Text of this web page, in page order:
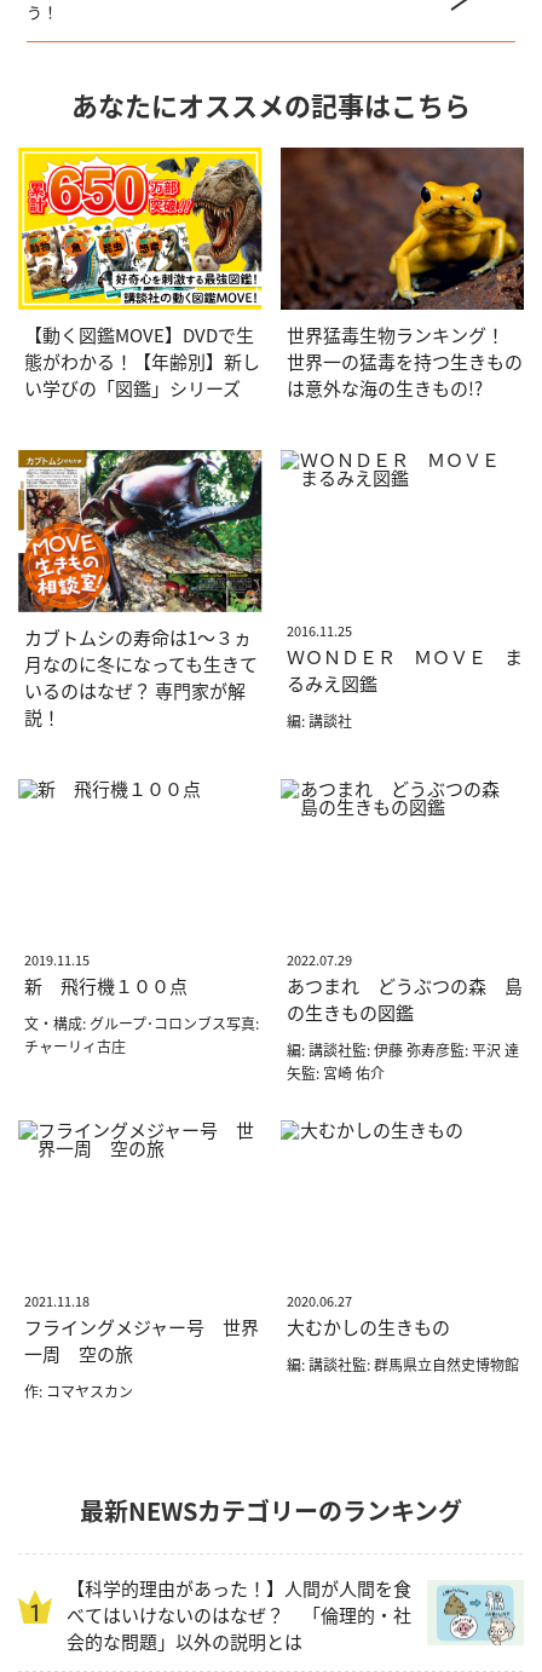
う！
あなたにオススメの記事はこちら
【動く図鑑MOVE】DVDで生
態がわかる！【年齢別】新し
い学びの「図鑑」シリーズ
世界猛毒生物ランキング！
世界一の猛毒を持つ生きもの
は意外な海の生きもの!?
カブトムシの寿命は1〜３ヵ
月なのに冬になっても生きて
いるのはなぜ？ 専門家が解
説！
2016.11.25
ＷＯＮＤＥＲ ＭＯＶＥ ま
るみえ図鑑
編: 講談社
2019.11.15
新 飛行機１００点
文・構成: グループ･コロンブス写真:
チャーリィ古庄
2022.07.29
あつまれ どうぶつの森 島
の生きもの図鑑
編: 講談社監: 伊藤 弥寿彦監: 平沢 達
矢監: 宮崎 佑介
2021.11.18
フライングメジャー号 世界
一周 空の旅
作: コマヤスカン
2020.06.27
大むかしの生きもの
編: 講談社監: 群馬県立自然史博物館
最新NEWSカテゴリーのランキング
【科学的理由があった！】人間が人間を食
べてはいけないのはなぜ？ 「倫理的・社
会的な問題」以外の説明とは